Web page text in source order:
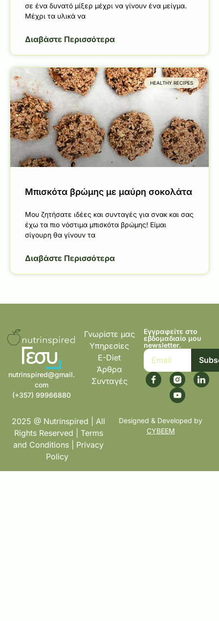
σε ένα δυνατό μίξερ μέχρι να γίνουν ένα μείγμα.
Μέχρι τα υλικά να
Διαβάστε Περισσότερα
HEALTHY RECIPES
Μπισκότα βρώμης με μαύρη σοκολάτα
Μου ζητήσατε ιδέες και συνταγές για σνακ και σας
έχω τα πιο νόστιμα μπισκότα βρώμης! Είμαι
σίγουρη θα γίνουν τα
Διαβάστε Περισσότερα
nutrinspired@gmail.
com
(+357) 99966880
Γνωρίστε μας
Υπηρεσίες
E-Diet
Άρθρα
Συνταγές
Εγγραφείτε στο
εβδομαδιαίο μου
newsletter.
2025 @ Nutrinspired | All
Rights Reserved | Terms
and Conditions
Privacy
Policy
Designed & Developed by
CYBEEM